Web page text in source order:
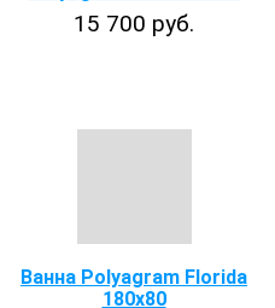
15 700 руб.
Ванна Polyagram Florida
180x80